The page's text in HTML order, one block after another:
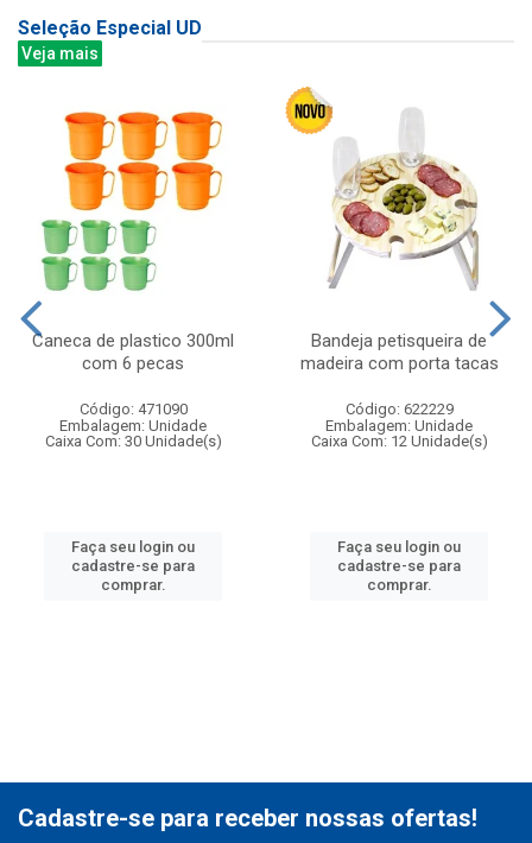
Seleção Especial UD
Veja mais
Caneca de plastico 300ml
com 6 pecas
Código: 471090
Embalagem: Unidade
Caixa Com: 30 Unidade(s)
Faça seu login ou
cadastre-se para
comprar.
Bandeja petisqueira de
madeira com porta tacas
Código: 622229
Embalagem: Unidade
Caixa Com: 12 Unidade(s)
Faça seu login ou
cadastre-se para
comprar.
Cadastre-se para receber nossas ofertas!